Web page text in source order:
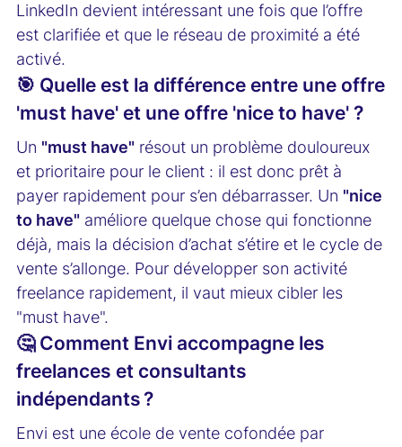
LinkedIn devient intéressant une fois que l’offre
est clarifiée et que le réseau de proximité a été
activé.
🎯 Quelle est la différence entre une offre
'must have' et une offre 'nice to have' ?
Un "must have" résout un problème douloureux
et prioritaire pour le client : il est donc prêt à
payer rapidement pour s’en débarrasser. Un "nice
to have" améliore quelque chose qui fonctionne
déjà, mais la décision d’achat s’étire et le cycle de
vente s’allonge. Pour développer son activité
freelance rapidement, il vaut mieux cibler les
"must have".
🤔 Comment Envi accompagne les
freelances et consultants
indépendants ?
Envi est une école de vente cofondée par